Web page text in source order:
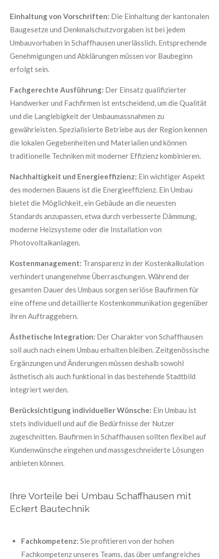
Einhaltung von Vorschriften: Die Einhaltung der kantonalen
Baugesetze und Denkmalschutzvorgaben ist bei jedem
Umbauvorhaben in Schaffhausen unerlässlich. Entsprechende
Genehmigungen und Abklärungen müssen vor Baubeginn
erfolgt sein.
Fachgerechte Ausführung: Der Einsatz qualifizierter
Handwerker und Fachfirmen ist entscheidend, um die Qualität
und die Langlebigkeit der Umbaumassnahmen zu
gewährleisten. Spezialisierte Betriebe aus der Region kennen
die lokalen Gegebenheiten und Materialien und können
traditionelle Techniken mit moderner Effizienz kombinieren.
Nachhaltigkeit und Energieeffizienz: Ein wichtiger Aspekt
des modernen Bauens ist die Energieeffizienz. Ein Umbau
bietet die Möglichkeit, ein Gebäude an die neuesten
Standards anzupassen, etwa durch verbesserte Dämmung,
moderne Heizsysteme oder die Installation von
Photovoltaikanlagen.
Kostenmanagement: Transparenz in der Kostenkalkulation
verhindert unangenehme Überraschungen. Während der
gesamten Dauer des Umbaus sorgen seriöse Baufirmen für
eine offene und detaillierte Kostenkommunikation gegenüber
ihren Auftraggebern.
Ästhetische Integration: Der Charakter von Schaffhausen
soll auch nach einem Umbau erhalten bleiben. Zeitgenössische
Ergänzungen und Änderungen müssen deshalb sowohl
ästhetisch als auch funktional in das bestehende Stadtbild
integriert werden.
Berücksichtigung individueller Wünsche: Ein Umbau ist
stets individuell und auf die Bedürfnisse der Nutzer
zugeschnitten. Baufirmen in Schaffhausen sollten flexibel auf
Kundenwünsche eingehen und massgeschneiderte Lösungen
anbieten können.
Ihre Vorteile bei Umbau Schaffhausen mit
Eckert Bautechnik
Fachkompetenz: Sie profitieren von der hohen
Fachkompetenz unseres Teams, das über umfangreiches